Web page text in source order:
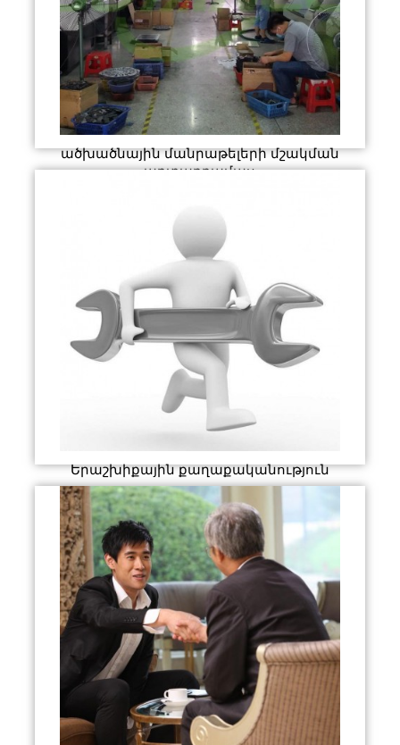
ածխածնային մանրաթելերի մշակման
արտադրամաս
Երաշխիքային քաղաքականություն